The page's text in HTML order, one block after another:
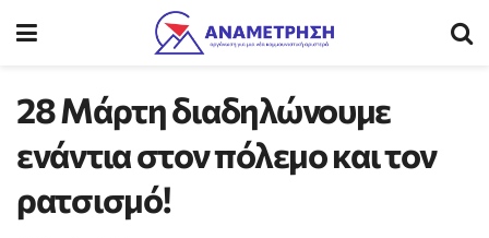
28 Μάρτη διαδηλώνουμε
ενάντια στον πόλεμο και τον
ρατσισμό!